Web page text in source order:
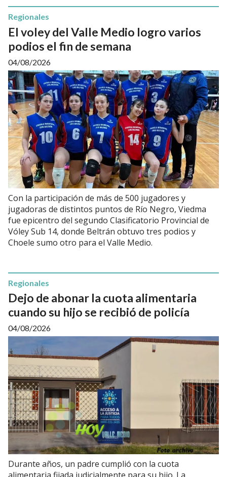
El voley del Valle Medio logro varios
podios el fin de semana
Regionales
04/08/2026
Con la participación de más de 500 jugadores y
jugadoras de distintos puntos de Río Negro, Viedma
fue epicentro del segundo Clasificatorio Provincial de
Vóley Sub 14, donde Beltrán obtuvo tres podios y
Choele sumo otro para el Valle Medio.
Dejo de abonar la cuota alimentaria
cuando su hijo se recibió de policía
Regionales
04/08/2026
Durante años, un padre cumplió con la cuota